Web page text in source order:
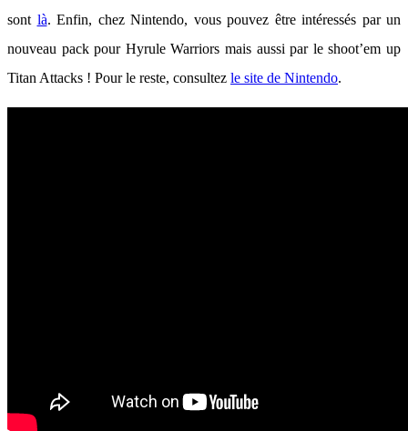
sont là. Enfin, chez Nintendo, vous pouvez être intéressés par un
nouveau pack pour Hyrule Warriors mais aussi par le shoot’em up
Titan Attacks ! Pour le reste, consultez le site de Nintendo.